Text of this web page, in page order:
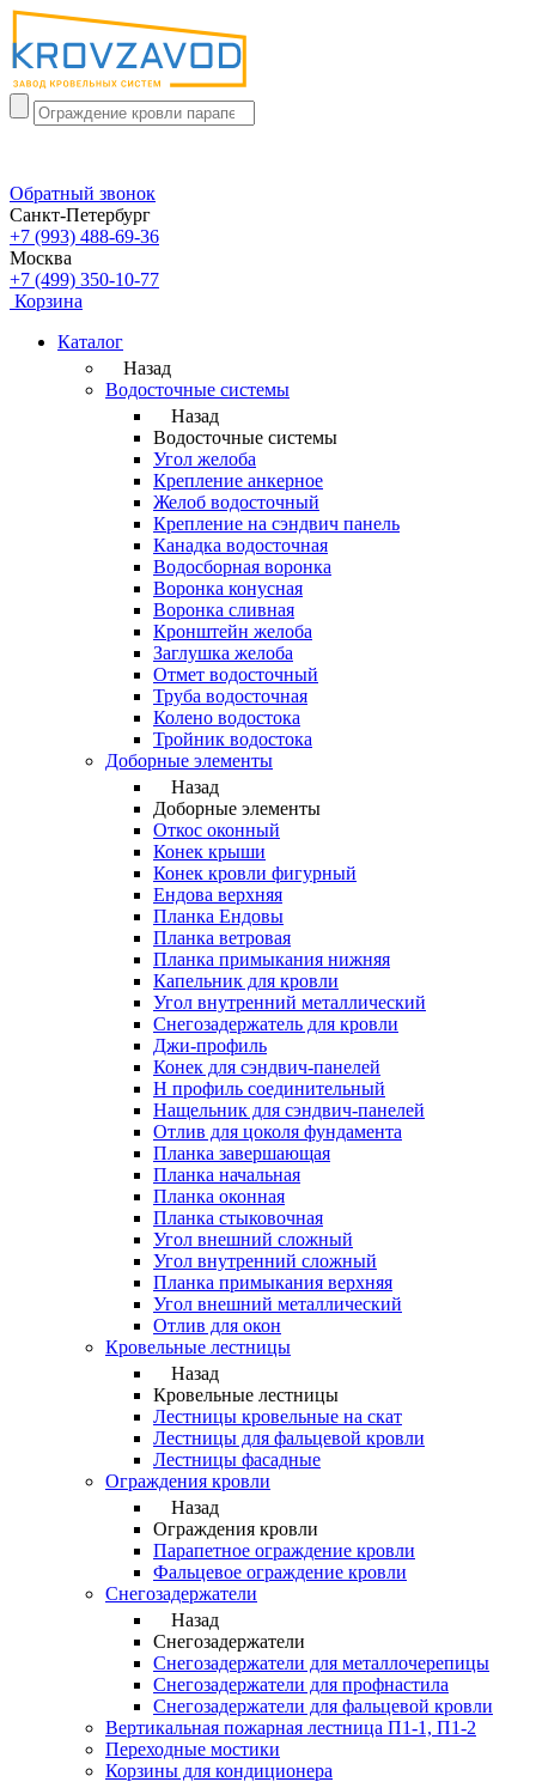
Обратный звонок
Санкт-Петербург
+7 (993) 488-69-36
Москва
+7 (499) 350-10-77
Корзина
Каталог
Назад
Водосточные системы
Назад
Водосточные системы
Угол желоба
Крепление анкерное
Желоб водосточный
Крепление на сэндвич панель
Канадка водосточная
Водосборная воронка
Воронка конусная
Воронка сливная
Кронштейн желоба
Заглушка желоба
Отмет водосточный
Труба водосточная
Колено водостока
Тройник водостока
Доборные элементы
Назад
Доборные элементы
Откос оконный
Конек крыши
Конек кровли фигурный
Ендова верхняя
Планка Ендовы
Планка ветровая
Планка примыкания нижняя
Капельник для кровли
Угол внутренний металлический
Снегозадержатель для кровли
Джи-профиль
Конек для сэндвич-панелей
Н профиль соединительный
Нащельник для сэндвич-панелей
Отлив для цоколя фундамента
Планка завершающая
Планка начальная
Планка оконная
Планка стыковочная
Угол внешний сложный
Угол внутренний сложный
Планка примыкания верхняя
Угол внешний металлический
Отлив для окон
Кровельные лестницы
Назад
Кровельные лестницы
Лестницы кровельные на скат
Лестницы для фальцевой кровли
Лестницы фасадные
Ограждения кровли
Назад
Ограждения кровли
Парапетное ограждение кровли
Фальцевое ограждение кровли
Снегозадержатели
Назад
Снегозадержатели
Снегозадержатели для металлочерепицы
Снегозадержатели для профнастила
Снегозадержатели для фальцевой кровли
Вертикальная пожарная лестница П1-1, П1-2
Переходные мостики
Корзины для кондиционера